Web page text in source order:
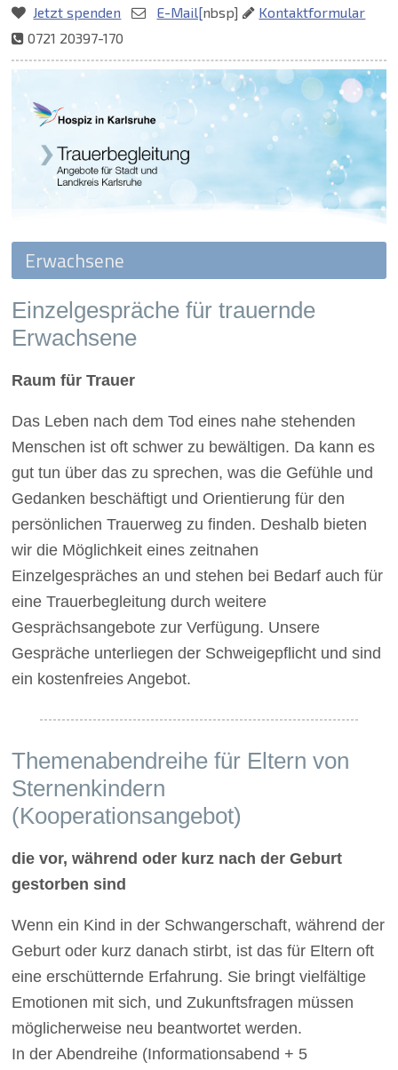
Jetzt spenden E-Mail[nbsp]
Kontaktformular
0721 20397-170
Zielseite
Einzelgespräche für trauernde
Erwachsene
Raum für Trauer
Das Leben nach dem Tod eines nahe stehenden
Menschen ist oft schwer zu bewältigen. Da kann es
gut tun über das zu sprechen, was die Gefühle und
Gedanken beschäftigt und Orientierung für den
persönlichen Trauerweg zu finden. Deshalb bieten
wir die Möglichkeit eines zeitnahen
Einzelgespräches an und stehen bei Bedarf auch für
eine Trauerbegleitung durch weitere
Gesprächsangebote zur Verfügung. Unsere
Gespräche unterliegen der Schweigepflicht und sind
ein kostenfreies Angebot.
Themenabendreihe für Eltern von
Sternenkindern
(Kooperationsangebot)
die vor, während oder kurz nach der Geburt
gestorben sind
Wenn ein Kind in der Schwangerschaft, während der
Geburt oder kurz danach stirbt, ist das für Eltern oft
eine erschütternde Erfahrung. Sie bringt vielfältige
Emotionen mit sich, und Zukunftsfragen müssen
möglicherweise neu beantwortet werden.
In der Abendreihe (Informationsabend + 5